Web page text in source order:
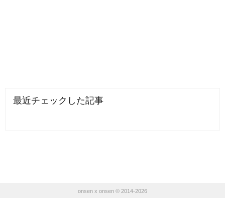
最近チェックした記事
onsen x onsen © 2014-2026